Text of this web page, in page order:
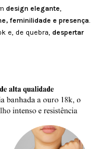
design elegante,
feminilidade e presença.
e, de quebra, despertar